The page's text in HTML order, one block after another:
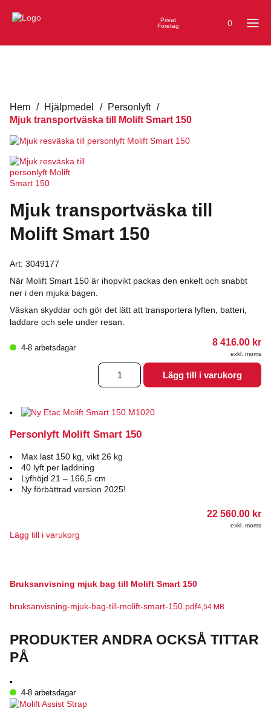
0
Privat
Företag
Hem / Hjälpmedel / Personlyft /
Mjuk transportväska till Molift Smart 150
Mjuk transportväska till
Molift Smart 150
Art: 3049177
När Molift Smart 150 är ihopvikt packas den enkelt och snabbt
ner i den mjuka bagen.
Väskan skyddar och gör det lätt att transportera lyften, batteri,
laddare och sele under resan.
4-8 arbetsdagar
8 416.00 kr
exkl. moms
Mjuk
transportväska
till
Smart
mängd
Lägg till i varukorg
Personlyft Molift Smart 150
Max last 150 kg, vikt 26 kg
40 lyft per laddning
Lyfhöjd 21 – 166,5 cm
Ny förbättrad version 2025!
22 560.00 kr
exkl. moms
Lägg till i varukorg
Bruksanvisning mjuk bag till Molift Smart 150
bruksanvisning-mjuk-bag-till-molift-smart-150.pdf4,54 MB
PRODUKTER ANDRA OCKSÅ TITTAR
PÅ
4-8 arbetsdagar